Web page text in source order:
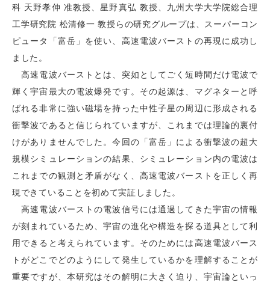
科 天野孝伸 准教授、星野真弘 教授、九州大学大学院総合理
工学研究院 松清修一 教授らの研究グループは、スーパーコン
ピュータ「富岳」を使い、高速電波バーストの再現に成功し
ました。
高速電波バーストとは、突如としてごく短時間だけ電波で
輝く宇宙最大の電波爆発です。その起源は、マグネターと呼
ばれる非常に強い磁場を持った中性子星の周辺に形成される
衝撃波であると信じられていますが、これまでは理論的裏付
けがありませんでした。今回の「富岳」による衝撃波の超大
規模シミュレーションの結果、シミュレーション内の電波は
これまでの観測と矛盾がなく、高速電波バーストを正しく再
現できていることを初めて実証しました。
高速電波バーストの電波信号には通過してきた宇宙の情報
が刻まれているため、宇宙の進化や構造を探る道具として利
用できると考えられています。そのためには高速電波バース
トがどこでどのようにして発生しているかを理解することが
重要ですが、本研究はその解明に大きく迫り、宇宙論といっ